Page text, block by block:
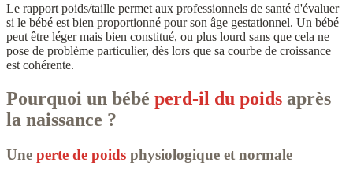
Le rapport poids/taille permet aux professionnels de santé d'évaluer
si le bébé est bien proportionné pour son âge gestationnel. Un bébé
peut être léger mais bien constitué, ou plus lourd sans que cela ne
pose de problème particulier, dès lors que sa courbe de croissance
est cohérente.
Pourquoi un bébé perd-il du poids après
la naissance ?
Une perte de poids physiologique et normale